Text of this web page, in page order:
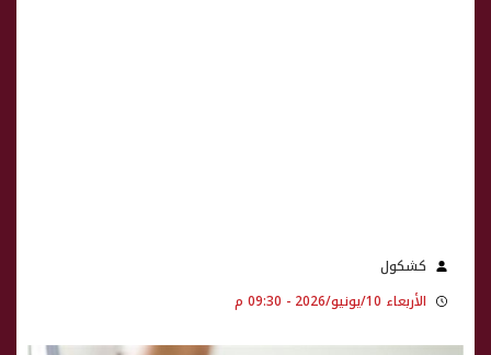
كشكول
الأربعاء 10/يونيو/2026 - 09:30 م